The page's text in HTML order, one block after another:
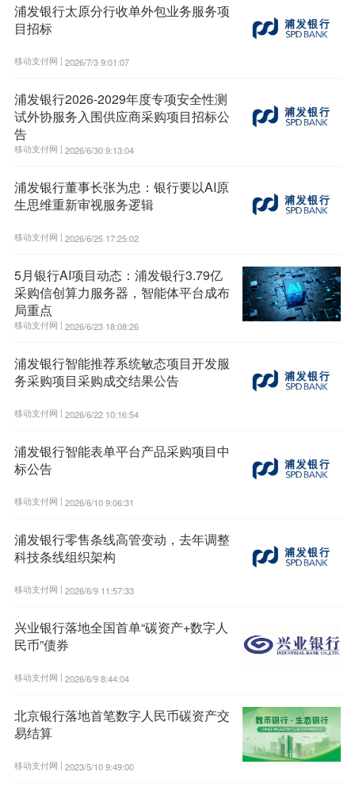
浦发银行太原分行收单外包业务服务项
目招标
移动支付网 | 2026/7/3 9:01:07
浦发银行2026-2029年度专项安全性测
试外协服务入围供应商采购项目招标公
告
移动支付网 | 2026/6/30 9:13:04
浦发银行董事长张为忠：银行要以AI原
生思维重新审视服务逻辑
移动支付网 | 2026/6/25 17:25:02
5月银行AI项目动态：浦发银行3.79亿
采购信创算力服务器，智能体平台成布
局重点
移动支付网 | 2026/6/23 18:08:26
浦发银行智能推荐系统敏态项目开发服
务采购项目采购成交结果公告
移动支付网 | 2026/6/22 10:16:54
浦发银行智能表单平台产品采购项目中
标公告
移动支付网 | 2026/6/10 9:06:31
浦发银行零售条线高管变动，去年调整
科技条线组织架构
移动支付网 | 2026/6/9 11:57:33
兴业银行落地全国首单“碳资产+数字人
民币”债券
移动支付网 | 2026/6/9 8:44:04
北京银行落地首笔数字人民币碳资产交
易结算
移动支付网 | 2023/5/10 9:49:00